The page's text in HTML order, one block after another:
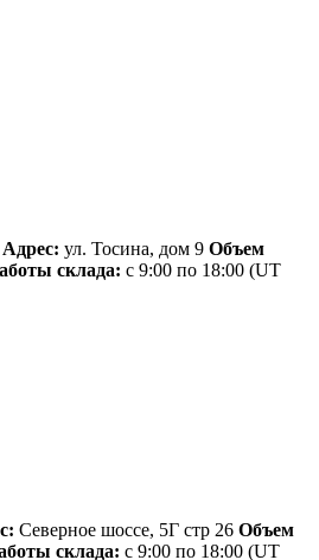
Адрес: ул. Тосина, дом 9 Объем
склада: с 9:00 по 18:00 (UT
Северное шоссе, 5Г стр 26 Объем
склада: с 9:00 по 18:00 (UT